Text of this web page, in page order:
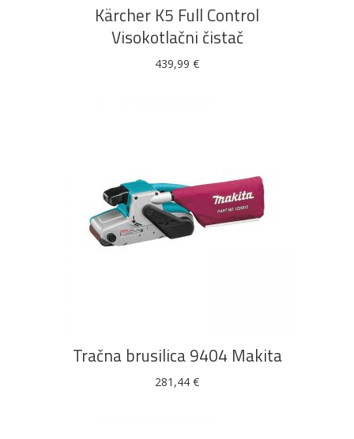
Kärcher K5 Full Control
Visokotlačni čistač
439,99 €
Tračna brusilica 9404 Makita
281,44 €